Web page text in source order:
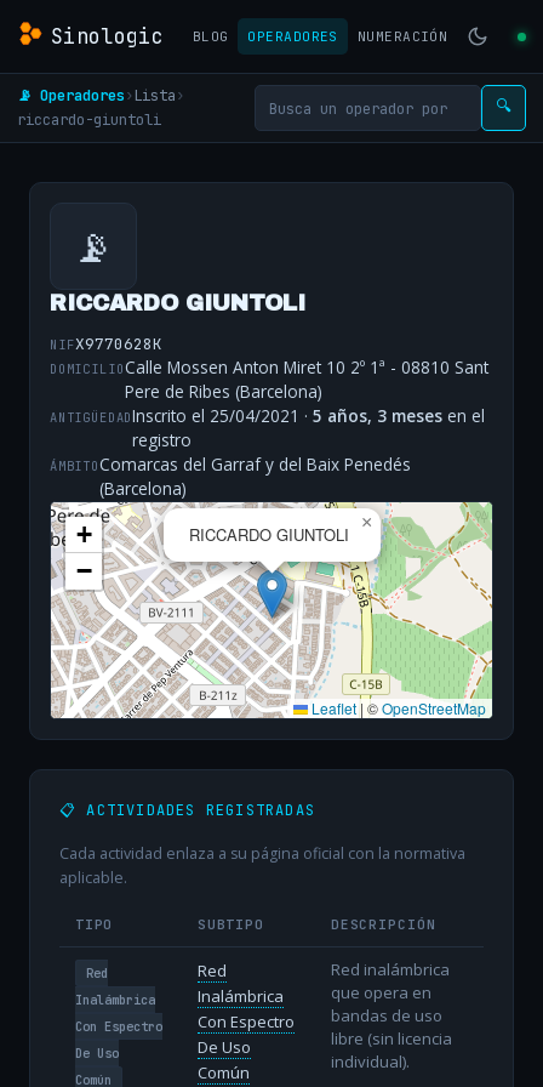
Sinologic BLOG OPERADORES NUMERACIÓN
📡 Operadores› Lista›
riccardo-giuntoli
🔍
📡
RICCARDO GIUNTOLI
NIFX9770628K
DOMICILIOCalle Mossen Anton Miret 10 2º 1ª - 08810 Sant
Pere de Ribes (Barcelona)
ANTIGÜEDADInscrito el 25/04/2021 ·5 años, 3 meses en el
registro
ÁMBITOComarcas del Garraf y del Baix Penedés
(Barcelona)
RICCARDO GIUNTOLI
×
+
−
Leaflet | ©OpenStreetMap
📋 ACTIVIDADES REGISTRADAS
Cada actividad enlaza a su página oficial con la normativa
aplicable.
TIPO SUBTIPO DESCRIPCIÓN
Red
Inalámbrica
Con Espectro
De Uso
Común
Red
Inalámbrica
Con Espectro
De Uso
Común
Red inalámbrica
que opera en
bandas de uso
libre (sin licencia
individual).